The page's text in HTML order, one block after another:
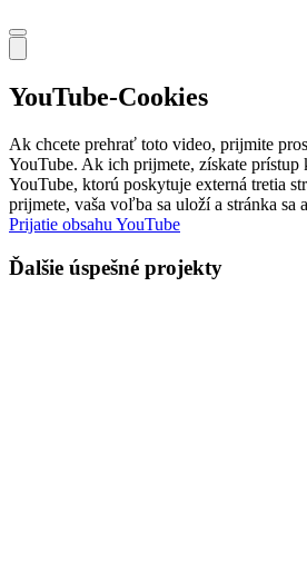
YouTube-Cookies
Ak chcete prehrať toto video, prijmite
YouTube. Ak ich prijmete, získate prístup
YouTube, ktorú poskytuje externá tretia
prijmete, vaša voľba sa uloží a stránka sa
Prijatie obsahu YouTube
Ďalšie úspešné projekty